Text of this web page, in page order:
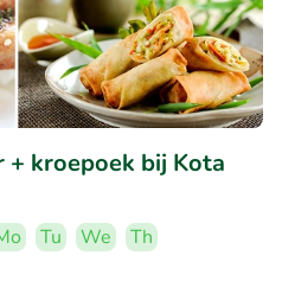
+ kroepoek bij Kota
Tu We
Th